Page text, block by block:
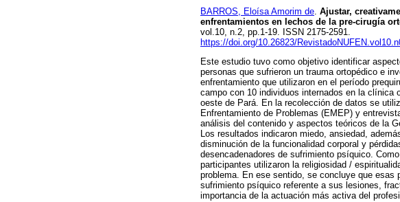
BARROS, Eloísa Amorim de. Ajustar,
enfrentamientos en lechos de la pre-cirugía
vol.10, n.2, pp.1-19. ISSN 2175-2591.
https://doi.org/10.26823/
Este estudio tuvo como objetivo identificar
personas que sufrieron un trauma ortopédico e
enfrentamiento que utilizaron en el período
campo con 10 individuos internados en la clínica
oeste de Pará. En la recolección de datos se
Enfrentamiento de Problemas (EMEP) y
análisis del contenido y aspectos teóricos de la
Los resultados indicaron miedo, ansiedad,
disminución de la funcionalidad corporal y
desencadenadores de sufrimiento psíquico.
participantes utilizaron la religiosidad /
problema. En ese sentido, se concluye que esas
sufrimiento psíquico referente a sus lesiones,
importancia de la actuación más activa del